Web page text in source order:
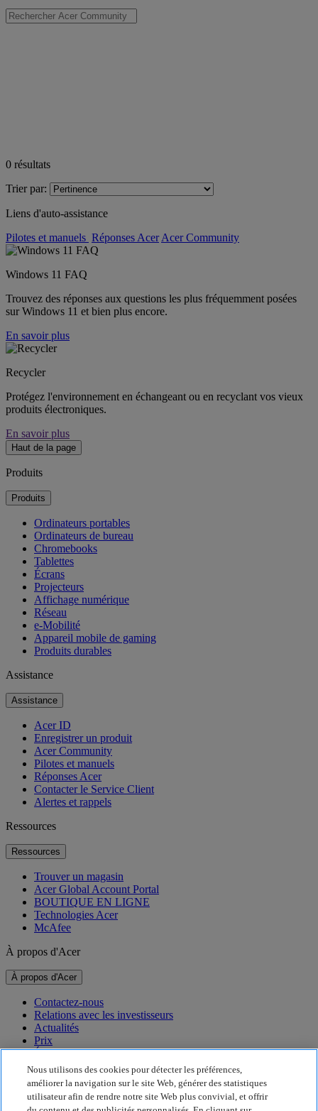
0 résultats
Trier par:
Liens d'auto-assistance
Pilotes et manuels Réponses Acer Acer Community
Windows 11 FAQ
Trouvez des réponses aux questions les plus fréquemment posées
sur Windows 11 et bien plus encore.
En savoir plus
Recycler
Protégez l'environnement en échangeant ou en recyclant vos vieux
produits électroniques.
En savoir plus
Haut de la page
Produits
Produits
Ordinateurs portables
Ordinateurs de bureau
Chromebooks
Tablettes
Écrans
Projecteurs
Affichage numérique
Réseau
e-Mobilité
Appareil mobile de gaming
Produits durables
Assistance
Assistance
Acer ID
Enregistrer un produit
Acer Community
Pilotes et manuels
Réponses Acer
Contacter le Service Client
Alertes et rappels
Ressources
Ressources
Trouver un magasin
Acer Global Account Portal
BOUTIQUE EN LIGNE
Technologies Acer
McAfee
À propos d'Acer
À propos d'Acer
Contactez-nous
Relations avec les investisseurs
Actualités
Prix
Événements
Développement durable
Développement durable
Nous utilisons des cookies pour détecter les préférences,
améliorer la navigation sur le site Web, générer des statistiques
utilisateur afin de rendre notre site Web plus convivial, et offrir